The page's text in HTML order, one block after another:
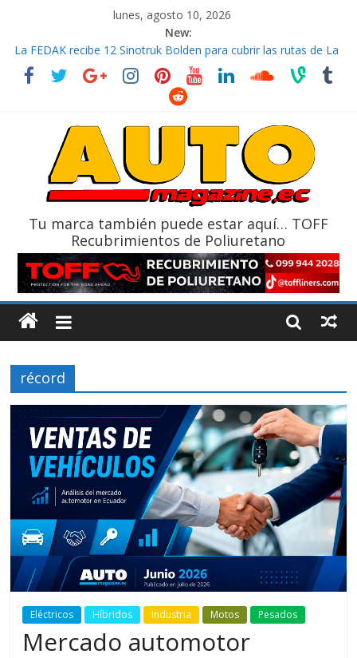
lunes, agosto 10, 2026
New:
La FEDAK recibe 12 Sinotruk Bolden para cubrir las rutas de La
Vuelta
El costo de tener un vehículo gana protagonismo a la hora de
¿Qué puede pasar con tu vehículo si permanece varios días sin
La Vuelta al Ecuador 2026, edición 47ª, recorre 7 provincias en 8
Tu marca también puede estar aquí… TOFF
Recubrimientos de Poliuretano
récord
Eléctricos Híbridos Industria Motos Pesados
Mercado automotor